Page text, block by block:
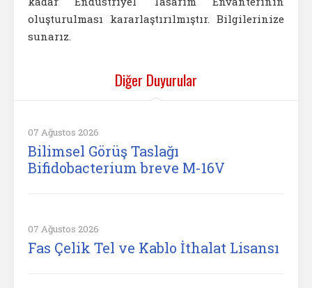
oluşturulması kararlaştırılmıştır. Bilgilerinize
sunarız.
Diğer Duyurular
07 Ağustos 2026
Bilimsel Görüş Taslağı
Bifidobacterium breve M-16V
07 Ağustos 2026
Fas Çelik Tel ve Kablo İthalat Lisansı